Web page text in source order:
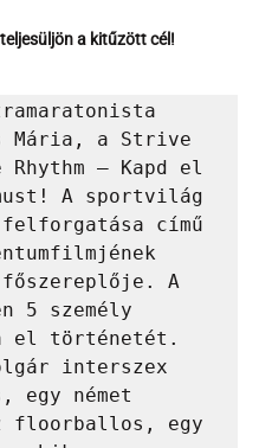
a kitűzött cél!
Mária, a Strive
– Kapd el
A sportvilág
felforgatása című
A
5 személy
el történetét.
interszex
egy német
floorballos, egy